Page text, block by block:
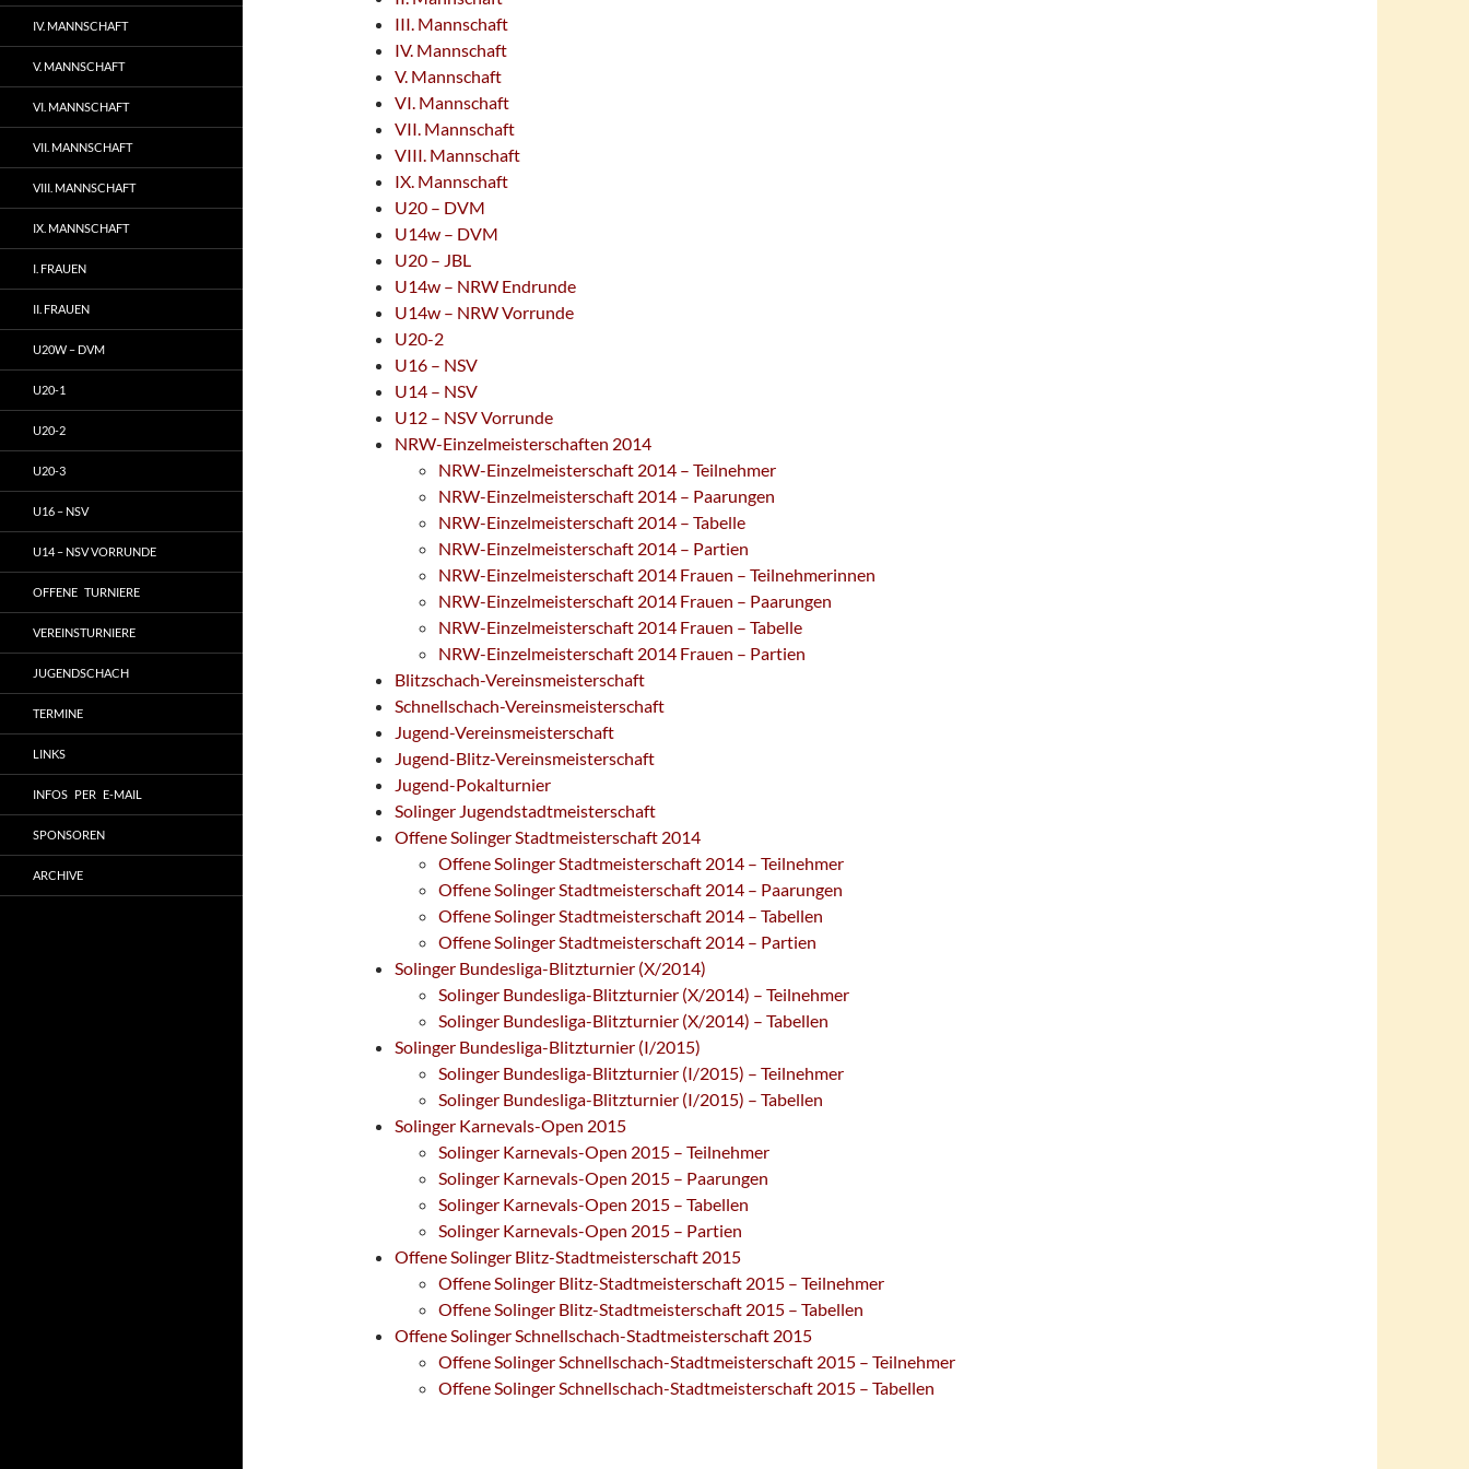
III. Mannschaft
IV. Mannschaft
V. Mannschaft
VI. Mannschaft
VII. Mannschaft
VIII. Mannschaft
IX. Mannschaft
U20 – DVM
U14w – DVM
U20 – JBL
U14w – NRW Endrunde
U14w – NRW Vorrunde
U20-2
U16 – NSV
U14 – NSV
U12 – NSV Vorrunde
NRW-Einzelmeisterschaften 2014
NRW-Einzelmeisterschaft 2014 – Teilnehmer
NRW-Einzelmeisterschaft 2014 – Paarungen
NRW-Einzelmeisterschaft 2014 – Tabelle
NRW-Einzelmeisterschaft 2014 – Partien
NRW-Einzelmeisterschaft 2014 Frauen – Teilnehmerinnen
NRW-Einzelmeisterschaft 2014 Frauen – Paarungen
NRW-Einzelmeisterschaft 2014 Frauen – Tabelle
NRW-Einzelmeisterschaft 2014 Frauen – Partien
Blitzschach-Vereinsmeisterschaft
Schnellschach-Vereinsmeisterschaft
Jugend-Vereinsmeisterschaft
Jugend-Blitz-Vereinsmeisterschaft
Jugend-Pokalturnier
Solinger Jugendstadtmeisterschaft
Offene Solinger Stadtmeisterschaft 2014
Offene Solinger Stadtmeisterschaft 2014 – Teilnehmer
Offene Solinger Stadtmeisterschaft 2014 – Paarungen
Offene Solinger Stadtmeisterschaft 2014 – Tabellen
Offene Solinger Stadtmeisterschaft 2014 – Partien
Solinger Bundesliga-Blitzturnier (X/2014)
Solinger Bundesliga-Blitzturnier (X/2014) – Teilnehmer
Solinger Bundesliga-Blitzturnier (X/2014) – Tabellen
Solinger Bundesliga-Blitzturnier (I/2015)
Solinger Bundesliga-Blitzturnier (I/2015) – Teilnehmer
Solinger Bundesliga-Blitzturnier (I/2015) – Tabellen
Solinger Karnevals-Open 2015
Solinger Karnevals-Open 2015 – Teilnehmer
Solinger Karnevals-Open 2015 – Paarungen
Solinger Karnevals-Open 2015 – Tabellen
Solinger Karnevals-Open 2015 – Partien
Offene Solinger Blitz-Stadtmeisterschaft 2015
Offene Solinger Blitz-Stadtmeisterschaft 2015 – Teilnehmer
Offene Solinger Blitz-Stadtmeisterschaft 2015 – Tabellen
Offene Solinger Schnellschach-Stadtmeisterschaft 2015
Offene Solinger Schnellschach-Stadtmeisterschaft 2015 – Teilnehmer
Offene Solinger Schnellschach-Stadtmeisterschaft 2015 – Tabellen
IV. MANNSCHAFT
V. MANNSCHAFT
VI. MANNSCHAFT
VII. MANNSCHAFT
VIII. MANNSCHAFT
IX. MANNSCHAFT
I. FRAUEN
II. FRAUEN
U20W – DVM
U20-1
U20-2
U20-3
U16 – NSV
U14 – NSV VORRUNDE
OFFENE TURNIERE
VEREINSTURNIERE
JUGENDSCHACH
TERMINE
LINKS
INFOS PER E-MAIL
SPONSOREN
ARCHIVE